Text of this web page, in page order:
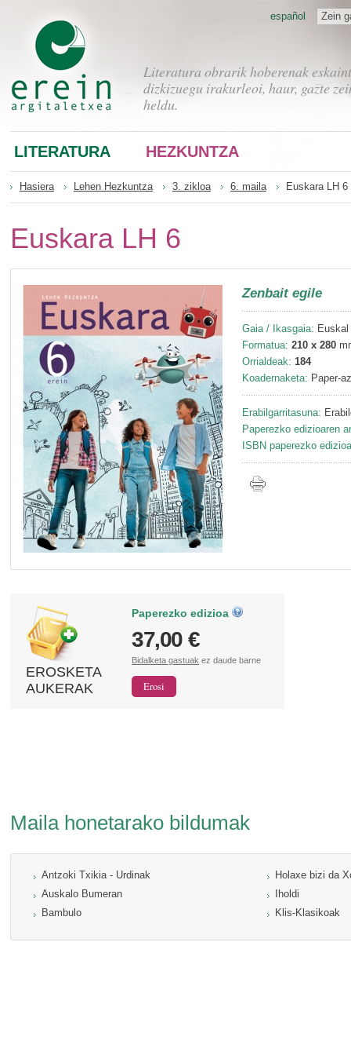
Literatura obrarik hoberenak
dizkizuegu irakurleoi, haur, gazte
heldu.
Zein
español
LITERATURA HEZKUNTZA
Hasiera Lehen Hezkuntza 3. zikloa 6. maila Euskara LH 6
Euskara LH 6
Zenbait egile
Gaia / Ikasgaia:
Formatua: 210 x 280
Orrialdeak: 184
Koadernaketa: Paper-
Erabilgarritasuna:
Paperezko edizioaren
ISBN paperezko
EROSKETA
AUKERAK
Paperezko edizioa
37,00 €
Bidalketa gastuak ez daude barne
Maila honetarako bildumak
Antzoki Txikia - Urdinak
Auskalo Bumeran
Bambulo
Holaxe bizi da
Iholdi
Klis-Klasikoak